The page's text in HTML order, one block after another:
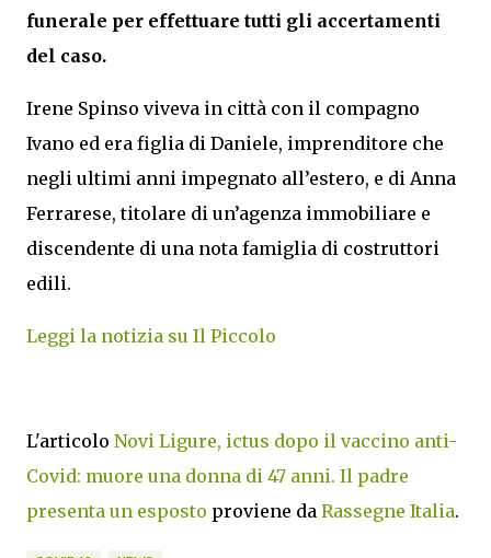
funerale per effettuare tutti gli accertamenti
del caso.
Irene Spinso viveva in città con il compagno
Ivano ed era figlia di Daniele, imprenditore che
negli ultimi anni impegnato all’estero, e di Anna
Ferrarese, titolare di un’agenza immobiliare e
discendente di una nota famiglia di costruttori
edili.
Leggi la notizia su Il Piccolo
L'articolo Novi Ligure, ictus dopo il vaccino anti-
Covid: muore una donna di 47 anni. Il padre
presenta un esposto proviene da Rassegne Italia.